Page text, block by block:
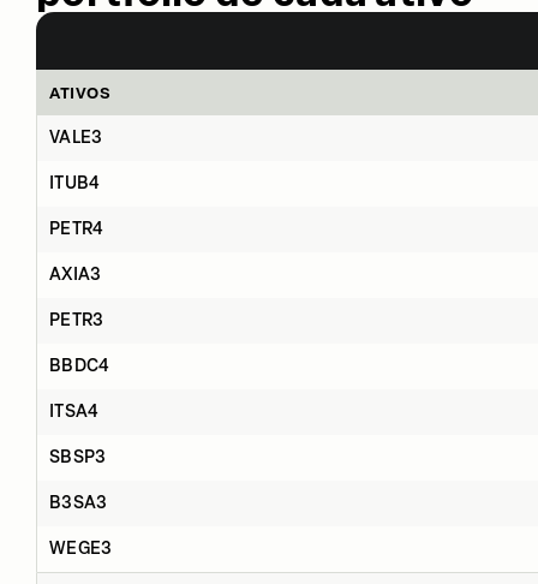
ATIVOS
VALE3
ITUB4
PETR4
AXIA3
PETR3
BBDC4
ITSA4
SBSP3
B3SA3
WEGE3